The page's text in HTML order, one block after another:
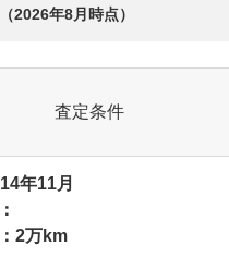
（2026年8月 時点）
査定条件
年11月
2万km